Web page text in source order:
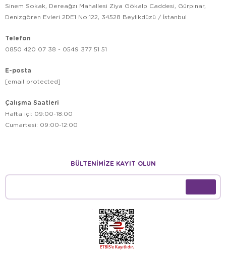
Sinem Sokak, Dereağzı Mahallesi Ziya Gökalp Caddesi, Gürpınar,
Denizgören Evleri 2DE1 No:122, 34528 Beylikdüzü / İstanbul
Telefon
0850 420 07 38 - 0549 377 51 51
E-posta
[email protected]
Çalışma Saatleri
Hafta içi: 09:00-18:00
Cumartesi: 09:00-12:00
BÜLTENİMİZE KAYIT OLUN